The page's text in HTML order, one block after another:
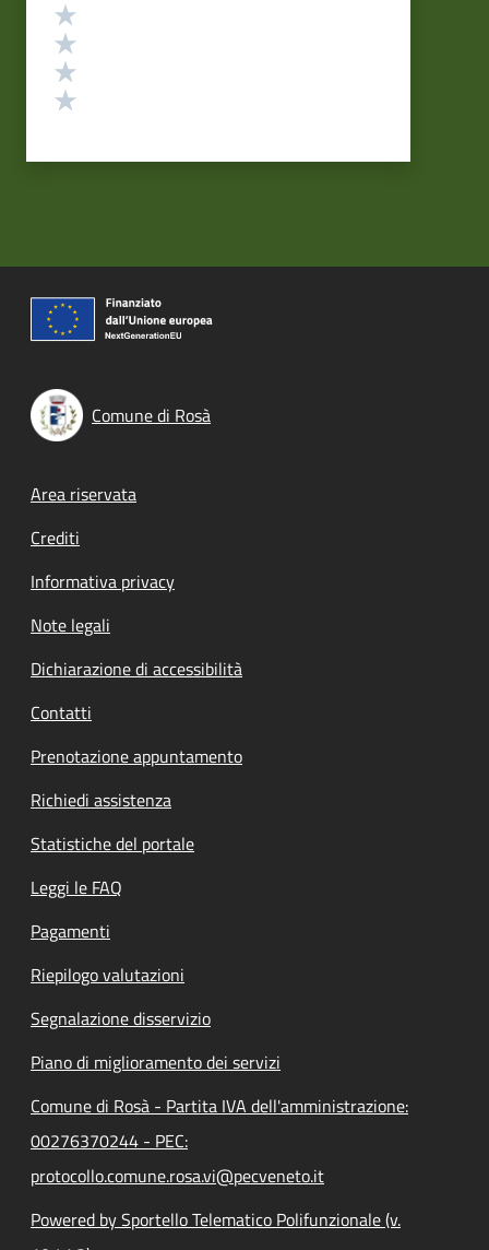
Comune di Rosà
Footer menu
Area riservata
Crediti
Informativa privacy
Note legali
Dichiarazione di accessibilità
Contatti
Prenotazione appuntamento
Richiedi assistenza
Statistiche del portale
Leggi le FAQ
Pagamenti
Riepilogo valutazioni
Segnalazione disservizio
Piano di miglioramento dei servizi
Comune di Rosà - Partita IVA dell'amministrazione:
00276370244 - PEC:
protocollo.comune.rosa.vi@pecveneto.it
Powered by Sportello Telematico Polifunzionale (v.